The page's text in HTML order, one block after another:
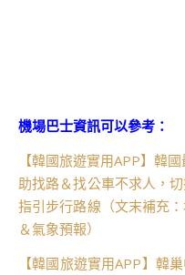
機場巴士資訊可以參考：
【韓國旅遊實用APP】韓
助找路＆找公車不求人，
指引步行路線（文末補充
＆氣象預報）
【韓國旅遊實用APP】韓